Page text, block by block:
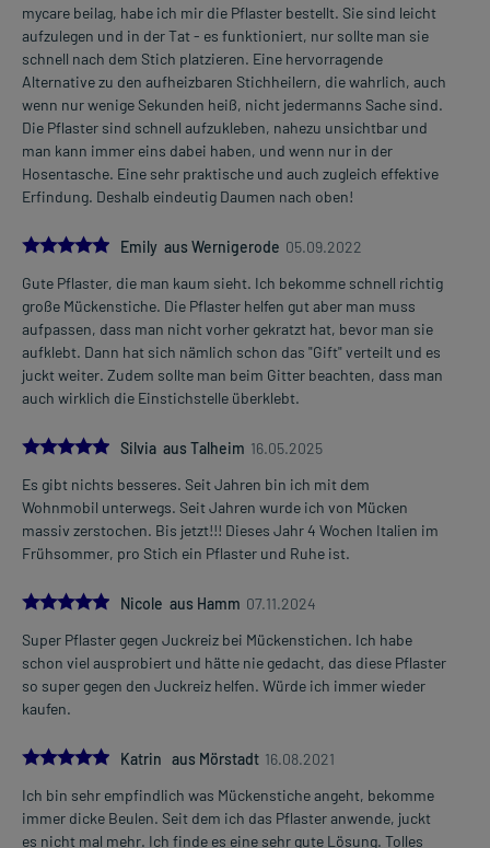
mycare beilag, habe ich mir die Pflaster bestellt. Sie sind leicht
aufzulegen und in der Tat - es funktioniert, nur sollte man sie
schnell nach dem Stich platzieren. Eine hervorragende
Alternative zu den aufheizbaren Stichheilern, die wahrlich, auch
wenn nur wenige Sekunden heiß, nicht jedermanns Sache sind.
Die Pflaster sind schnell aufzukleben, nahezu unsichtbar und
man kann immer eins dabei haben, und wenn nur in der
Hosentasche. Eine sehr praktische und auch zugleich effektive
Erfindung. Deshalb eindeutig Daumen nach oben!
5.0
Emily aus Wernigerode 05.09.2022
Gute Pflaster, die man kaum sieht. Ich bekomme schnell richtig
große Mückenstiche. Die Pflaster helfen gut aber man muss
aufpassen, dass man nicht vorher gekratzt hat, bevor man sie
aufklebt. Dann hat sich nämlich schon das "Gift" verteilt und es
juckt weiter. Zudem sollte man beim Gitter beachten, dass man
auch wirklich die Einstichstelle überklebt.
5.0
Silvia aus Talheim 16.05.2025
Es gibt nichts besseres. Seit Jahren bin ich mit dem
Wohnmobil unterwegs. Seit Jahren wurde ich von Mücken
massiv zerstochen. Bis jetzt!!! Dieses Jahr 4 Wochen Italien im
Frühsommer, pro Stich ein Pflaster und Ruhe ist.
5.0
Nicole aus Hamm 07.11.2024
Super Pflaster gegen Juckreiz bei Mückenstichen. Ich habe
schon viel ausprobiert und hätte nie gedacht, das diese Pflaster
so super gegen den Juckreiz helfen. Würde ich immer wieder
kaufen.
5.0
Katrin aus Mörstadt 16.08.2021
Ich bin sehr empfindlich was Mückenstiche angeht, bekomme
immer dicke Beulen. Seit dem ich das Pflaster anwende, juckt
es nicht mal mehr. Ich finde es eine sehr gute Lösung. Tolles